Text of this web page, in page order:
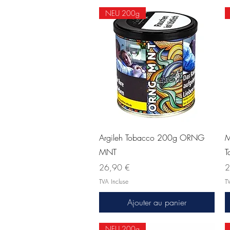
Aperçu rapide
NEU 200g
Argileh Tobacco 200g ORNG
MNT
Prix
26,90 €
TVA Incluse
Ajouter au panier